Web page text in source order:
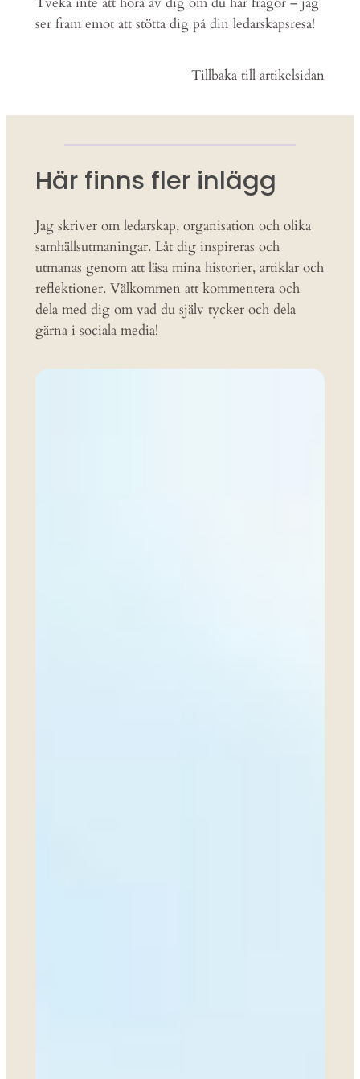
ser fram emot att stötta dig på din ledarskapsresa!
Tillbaka till artikelsidan
Här finns fler inlägg
Jag skriver om ledarskap, organisation och olika
samhällsutmaningar. Låt dig inspireras och
utmanas genom att läsa mina historier, artiklar och
reflektioner. Välkommen att kommentera och
dela med dig om vad du själv tycker och dela
gärna i sociala media!